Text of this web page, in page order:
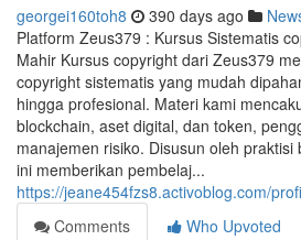
georgei160toh8 390 days ago
Platform Zeus379 : Kursus Sistematis
Mahir Kursus copyright dari Zeus379
copyright sistematis yang mudah
hingga profesional. Materi kami
blockchain, aset digital, dan token,
manajemen risiko. Disusun oleh
ini memberikan pembelaj...
https://jeane454fzs8.activoblog.com/
Comments
Who Upvoted